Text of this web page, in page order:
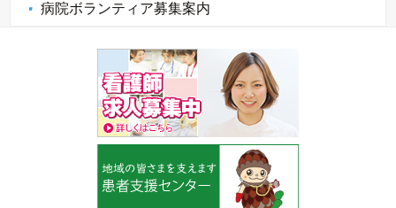
病院ボランティア募集案内